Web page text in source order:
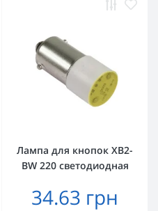
Лампа для кнопок XB2-
BW 220 светодиодная
34.63 грн